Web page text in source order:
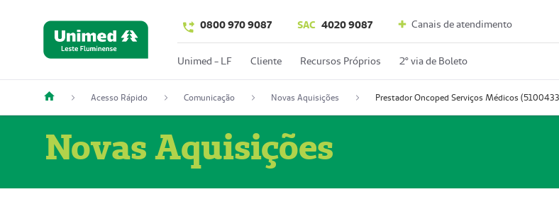
0800 970 9087 SAC 4020 9087 Canais de atendimento
Unimed - LF Cliente Recursos Próprios 2º via de Boleto
Acesso Rápido Comunicação Novas Aquisições
Novas Aquisições